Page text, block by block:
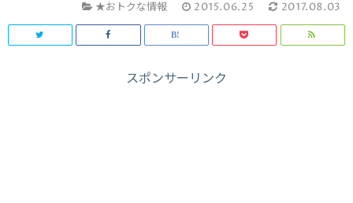
★おトクな情報 2015.06.25 2017.08.03
スポンサーリンク